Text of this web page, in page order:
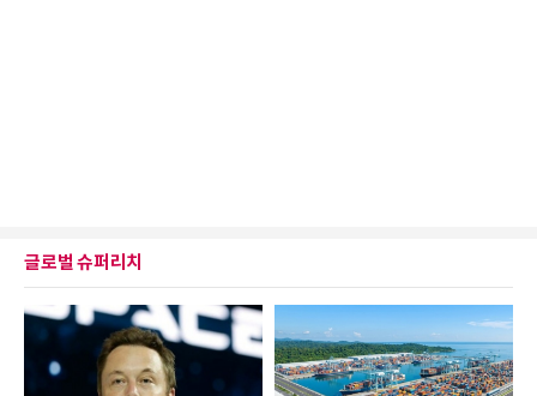
글로벌 슈퍼리치